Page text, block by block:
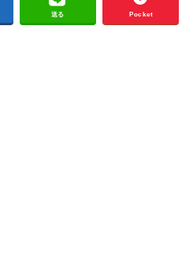
送る Pocket